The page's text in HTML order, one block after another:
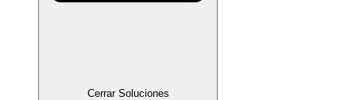
Cerrar Soluciones